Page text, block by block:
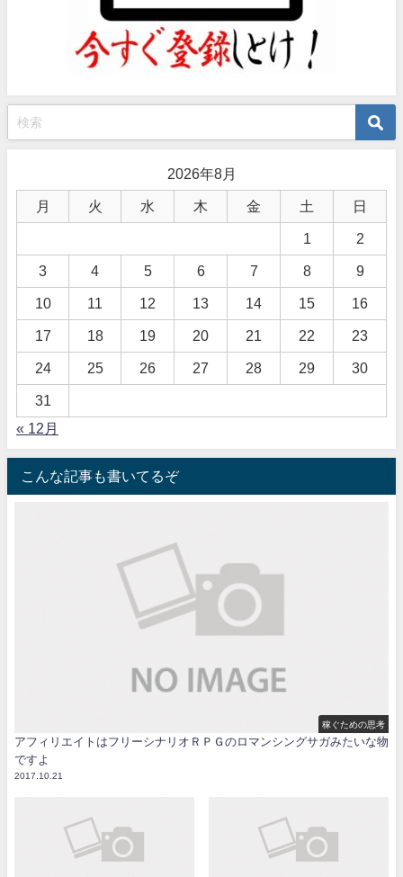
2026年8月
月 火 水 木 金 土 日
1 2
3 4 5 6 7 8 9
10 11 12 13 14 15 16
17 18 19 20 21 22 23
24 25 26 27 28 29 30
31
« 12月
こんな記事も書いてるぞ
稼ぐための思考
アフィリエイトはフリーシナリオＲＰＧのロマンシングサガみたいな物
ですよ
2017.10.21